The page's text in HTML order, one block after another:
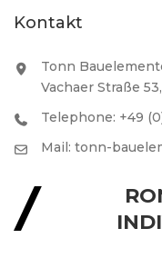
Kontakt
Tonn
Vachaer Straße
Telephone: +49
Mail: tonn-